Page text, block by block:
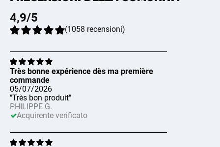
4,9/5
(1058 recensioni)
Très bonne expérience dès ma première
commande
05/07/2026
"Très bon produit"
PHILIPPE G.
Acquirente verificato